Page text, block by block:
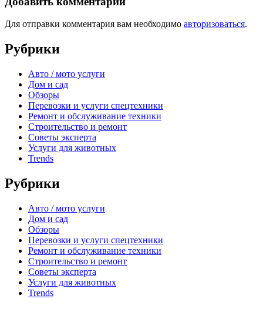
Для отправки комментария вам необходимо авторизоваться.
Рубрики
Авто / мото услуги
Дом и сад
Обзоры
Перевозки и услуги спецтехники
Ремонт и обслуживание техники
Строительство и ремонт
Советы эксперта
Услуги для животных
Trends
Рубрики
Авто / мото услуги
Дом и сад
Обзоры
Перевозки и услуги спецтехники
Ремонт и обслуживание техники
Строительство и ремонт
Советы эксперта
Услуги для животных
Trends